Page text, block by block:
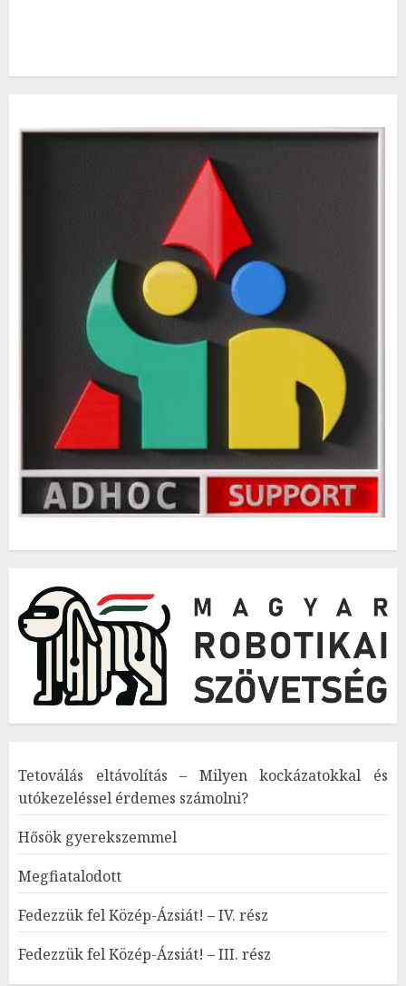
Tetoválás eltávolítás – Milyen kockázatokkal és
utókezeléssel érdemes számolni?
Hősök gyerekszemmel
Megfiatalodott
Fedezzük fel Közép-Ázsiát! – IV. rész
Fedezzük fel Közép-Ázsiát! – III. rész